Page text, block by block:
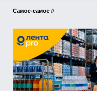
Самое-самое //